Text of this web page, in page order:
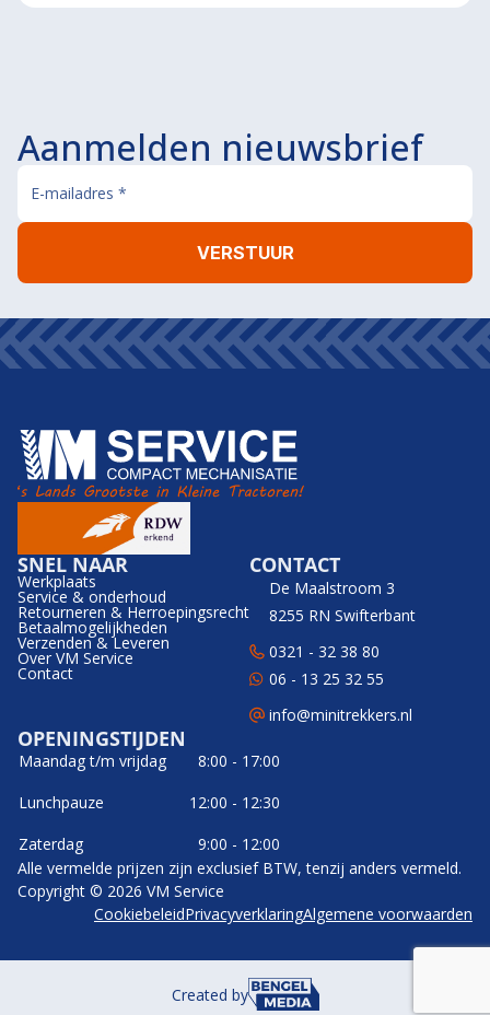
Aanmelden nieuwsbrief
SNEL NAAR
Werkplaats
Service & onderhoud
Retourneren & Herroepingsrecht
Betaalmogelijkheden
Verzenden & Leveren
Over VM Service
Contact
CONTACT
De Maalstroom 3
8255 RN Swifterbant
0321 - 32 38 80
06 - 13 25 32 55
info@minitrekkers.nl
OPENINGSTIJDEN
Maandag t/m vrijdag
8:00 - 17:00
Lunchpauze
12:00 - 12:30
Zaterdag
9:00 - 12:00
Alle vermelde prijzen zijn exclusief BTW, tenzij anders vermeld.
Copyright © 2026 VM Service
CookiebeleidPrivacyverklaringAlgemene voorwaarden
Created by